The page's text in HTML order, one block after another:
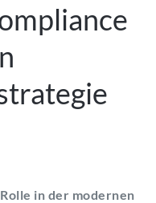
in der modernen